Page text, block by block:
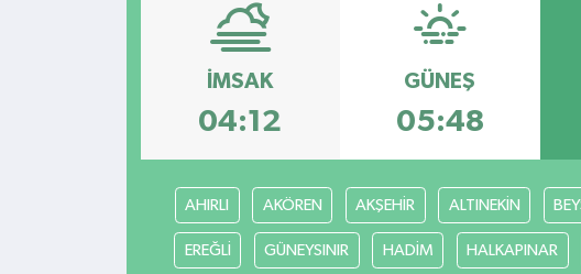
İMSAK
04:12
GÜNEŞ
05:48
AHIRLI AKÖREN AKŞEHİR ALTINEKİN
EREĞLİ GÜNEYSINIR HADİM HALKAPINAR